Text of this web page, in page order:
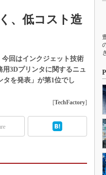
、低コスト造
回はインクジェット技術
3Dプリンタに関するニュ
タを発表」が第1位でし
[TechFactory]